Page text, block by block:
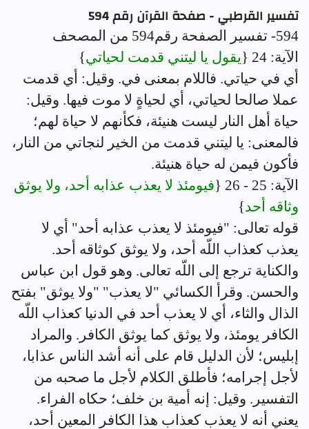
تفسير القرطبي - صفحة القرآن رقم 594
594- تفسير الصفحة رقم594 من المصحف
الآية: 24 {
يقول يا ليتني قدمت لحياتي}
أي في حياتي. فاللام بمعنى في. وقيل: أي قدمت
عملا صالحا لحياتي، أي لحياةٍ لا موت فيها. وقيل:
حياة أهل النار ليست هنيئة، فكأنهم لا حياة لهم؛
فالمعنى: يا ليتني قدمت من الخير لنجاتي من النار،
فأكون فيمن له حياة هنيئة.
الآية: 25 - 26 {
فيومئذ لا يعذب عذابه أحد، ولا يوثق
وثاقه أحد}
قوله تعالى: "فيومئذ لا يعذب عذابه أحد" أي لا
يعذب كعذاب اللّه أحد، ولا يوثق كوثاقه أحد.
والكناية ترجع إلى اللّه تعالى. وهو قول ابن عباس
والحسن. وقرأ الكسائي "لا يعذب" "ولا يوثق" بفتح
الذال والثاء، أي لا يعذب أحد في الدنيا كعذاب اللّه
الكافر يومئذ، ولا يوثق كما يوثق الكافر. والمراد
إبليس؛ لأن الدليل قام على أنه أشد الناس عذابا،
لأجل إجرامه؛ فأطلق الكلام لأجل ما صحبه من
التفسير. وقيل: إنه أمية بن خلف؛ حكاه الفراء.
يعني أنه لا يعذب كعذاب هذا الكافر المعين أحد،